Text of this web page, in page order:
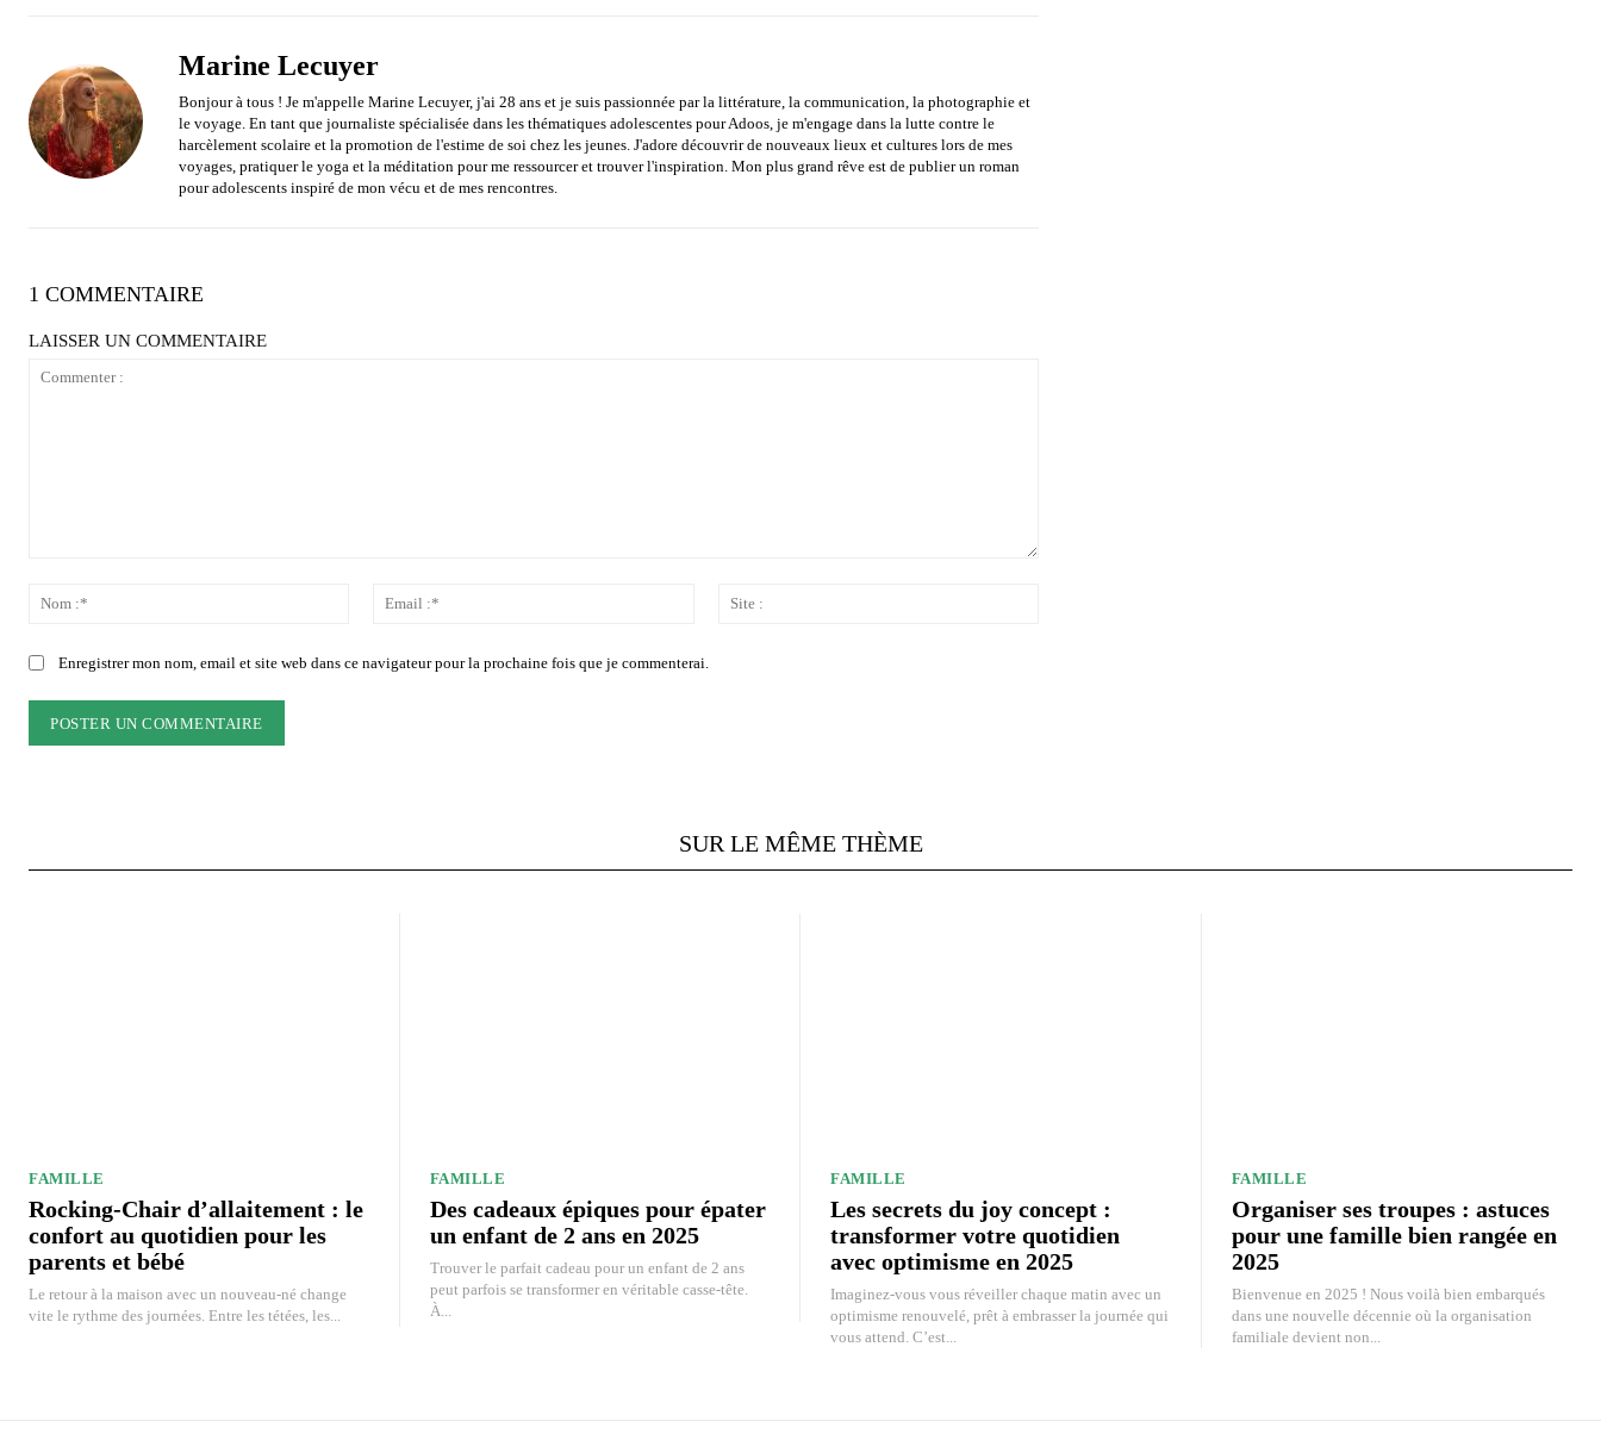
Marine Lecuyer
Bonjour à tous ! Je m'appelle Marine Lecuyer, j'ai 28 ans et je suis passionnée par la littérature, la communication, la photographie et
le voyage. En tant que journaliste spécialisée dans les thématiques adolescentes pour Adoos, je m'engage dans la lutte contre le
harcèlement scolaire et la promotion de l'estime de soi chez les jeunes. J'adore découvrir de nouveaux lieux et cultures lors de mes
voyages, pratiquer le yoga et la méditation pour me ressourcer et trouver l'inspiration. Mon plus grand rêve est de publier un roman
pour adolescents inspiré de mon vécu et de mes rencontres.
1 COMMENTAIRE
LAISSER UN COMMENTAIRE
Email
Enregistrer mon nom, email et site web dans ce navigateur pour la prochaine fois que je commenterai.
SUR LE MÊME THÈME
FAMILLE
Rocking-Chair d’allaitement : le
confort au quotidien pour les
parents et bébé
Le retour à la maison avec un nouveau-né change
vite le rythme des journées. Entre les tétées, les...
FAMILLE
Des cadeaux épiques pour épater
un enfant de 2 ans en 2025
Trouver le parfait cadeau pour un enfant de 2 ans
peut parfois se transformer en véritable casse-tête.
À...
FAMILLE
Les secrets du joy concept :
transformer votre quotidien
avec optimisme en 2025
Imaginez-vous vous réveiller chaque matin avec un
optimisme renouvelé, prêt à embrasser la journée qui
vous attend. C’est...
FAMILLE
Organiser ses troupes : astuces
pour une famille bien rangée en
2025
Bienvenue en 2025 ! Nous voilà bien embarqués
dans une nouvelle décennie où la organisation
familiale devient non...